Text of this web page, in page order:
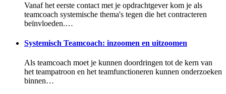
Vanaf het eerste contact met je opdrachtgever kom je als
teamcoach systemische thema's tegen die het contracteren
beïnvloeden.…
Systemisch Teamcoach: inzoomen en uitzoomen
Als teamcoach moet je kunnen doordringen tot de kern van
het teampatroon en het teamfunctioneren kunnen onderzoeken
binnen…